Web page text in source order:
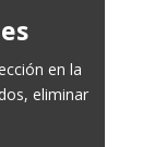
en la
eliminar